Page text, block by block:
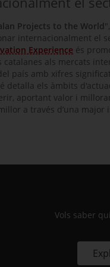
Projects to the World
internacionalment el
Experience és
catalanes als mercats
país amb xifres
detalla els àmbits
aportant valor i
a través d’una
Vols saber